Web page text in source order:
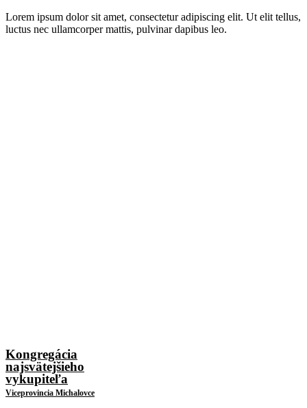
Lorem ipsum dolor sit amet, consectetur adipiscing elit. Ut elit tellus,
luctus nec ullamcorper mattis, pulvinar dapibus leo.
Kongregácia
najsvätejšieho
vykupiteľa
Viceprovincia Michalovce